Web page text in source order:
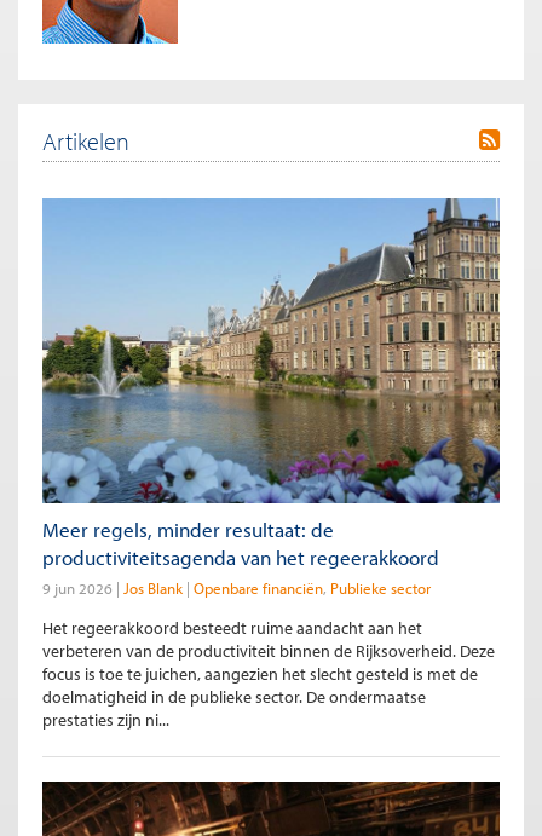
Artikelen
Meer regels, minder resultaat: de
productiviteitsagenda van het regeerakkoord
9 jun 2026 Jos Blank Openbare financiën Publieke sector
Het regeerakkoord besteedt ruime aandacht aan het
verbeteren van de productiviteit binnen de Rijksoverheid. Deze
focus is toe te juichen, aangezien het slecht gesteld is met de
doelmatigheid in de publieke sector. De ondermaatse
prestaties zijn ni...